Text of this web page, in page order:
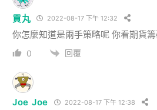
貢丸 2022-08-17 下午 12:32
你怎麼知道是兩手策略呢 你看期貨
0 回覆
Joe Joe 2022-08-17 下午 12:38